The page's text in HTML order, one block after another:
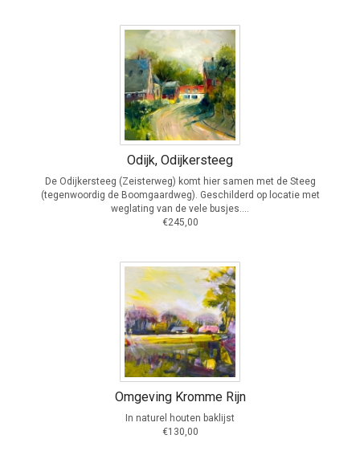
Odijk, Odijkersteeg
De Odijkersteeg (Zeisterweg) komt hier samen met de Steeg
(tegenwoordig de Boomgaardweg). Geschilderd op locatie met
weglating van de vele busjes....
€245,00
Omgeving Kromme Rijn
In naturel houten baklijst
€130,00